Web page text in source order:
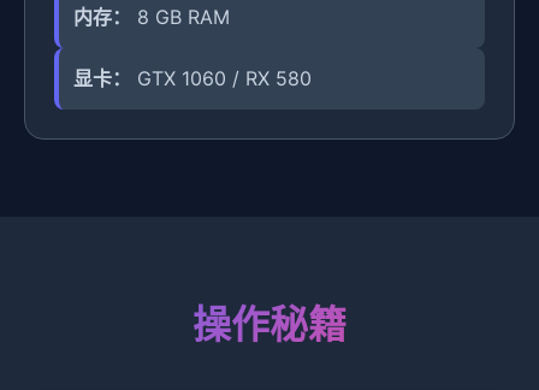
内存： 8 GB RAM
显卡： GTX 1060 / RX 580
操作秘籍